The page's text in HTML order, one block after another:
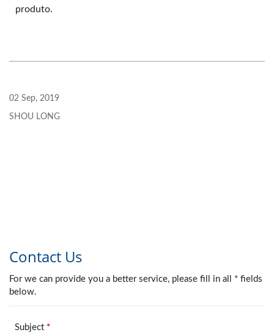
produto.
02 Sep, 2019
SHOU LONG